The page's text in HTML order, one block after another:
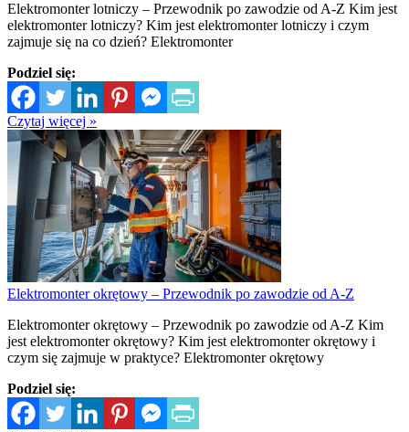
Elektromonter lotniczy – Przewodnik po zawodzie od A-Z Kim jest
elektromonter lotniczy? Kim jest elektromonter lotniczy i czym
zajmuje się na co dzień? Elektromonter
Podziel się:
Czytaj więcej »
Elektromonter okrętowy – Przewodnik po zawodzie od A-Z
Elektromonter okrętowy – Przewodnik po zawodzie od A-Z Kim
jest elektromonter okrętowy? Kim jest elektromonter okrętowy i
czym się zajmuje w praktyce? Elektromonter okrętowy
Podziel się: